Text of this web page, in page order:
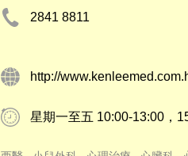
2841 8811
http://
星期一至五 10:00-13:00，